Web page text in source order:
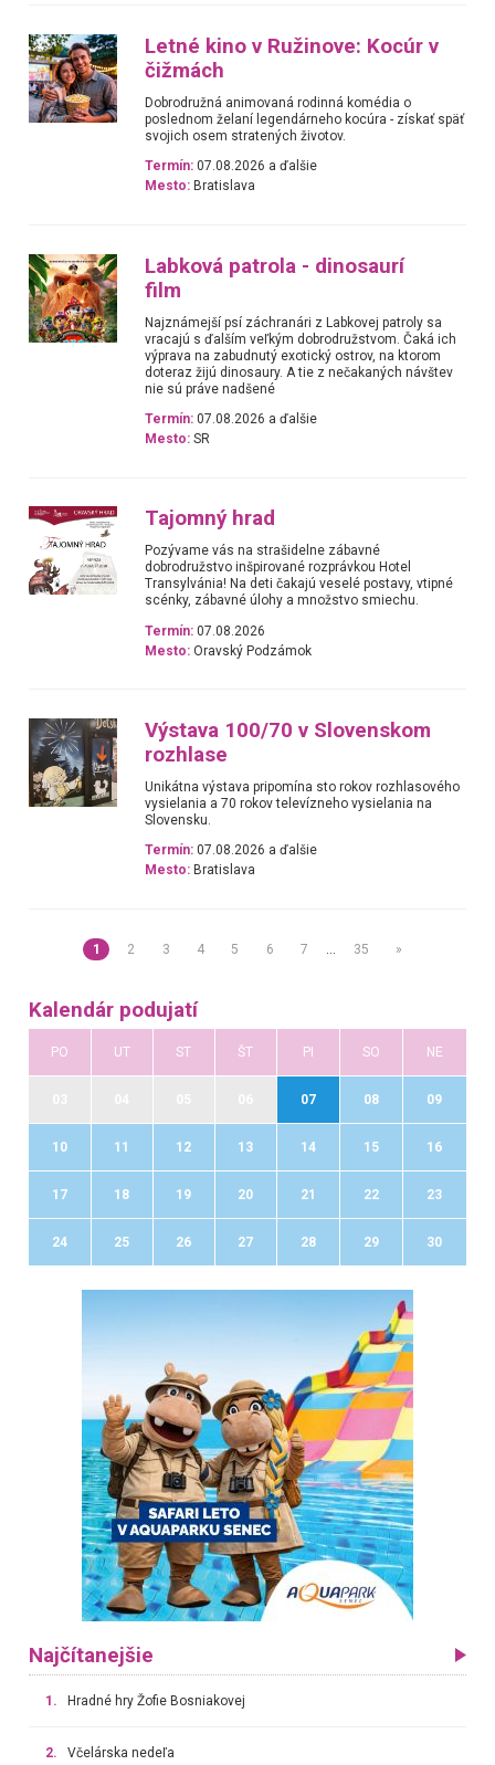
Letné kino v Ružinove: Kocúr v
čižmách
Dobrodružná animovaná rodinná komédia o
poslednom želaní legendárneho kocúra - získať späť
svojich osem stratených životov.
Termín: 07.08.2026 a ďalšie
Mesto: Bratislava
Labková patrola - dinosaurí
film
Najznámejší psí záchranári z Labkovej patroly sa
vracajú s ďalším veľkým dobrodružstvom. Čaká ich
výprava na zabudnutý exotický ostrov, na ktorom
doteraz žijú dinosaury. A tie z nečakaných návštev
nie sú práve nadšené
Termín: 07.08.2026 a ďalšie
Mesto: SR
Tajomný hrad
Pozývame vás na strašidelne zábavné
dobrodružstvo inšpirované rozprávkou Hotel
Transylvánia! Na deti čakajú veselé postavy, vtipné
scénky, zábavné úlohy a množstvo smiechu.
Termín: 07.08.2026
Mesto: Oravský Podzámok
Výstava 100/70 v Slovenskom
rozhlase
Unikátna výstava pripomína sto rokov rozhlasového
vysielania a 70 rokov televízneho vysielania na
Slovensku.
Termín: 07.08.2026 a ďalšie
Mesto: Bratislava
1 2 3 4 5 6 7 35 »
Kalendár podujatí
PO UT ST ŠT PI SO NE
07 08 09
10 11 12 13 14 15 16
17 18 19 20 21 22 23
24 25 26 27 28 29 30
Najčítanejšie
1. Hradné hry Žofie Bosniakovej
2. Včelárska nedeľa